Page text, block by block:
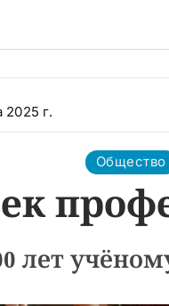
2025 г.
Общество
лет